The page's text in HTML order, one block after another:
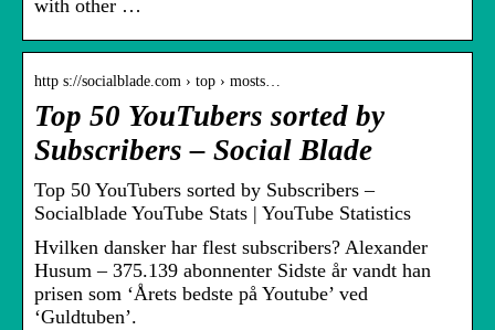
with other …
http s://socialblade.com › top › mosts…
Top 50 YouTubers sorted by
Subscribers – Social Blade
Top 50 YouTubers sorted by Subscribers –
Socialblade YouTube Stats | YouTube Statistics
Hvilken dansker har flest subscribers? Alexander
Husum – 375.139 abonnenter Sidste år vandt han
prisen som ‘Årets bedste på Youtube’ ved
‘Guldtuben’.